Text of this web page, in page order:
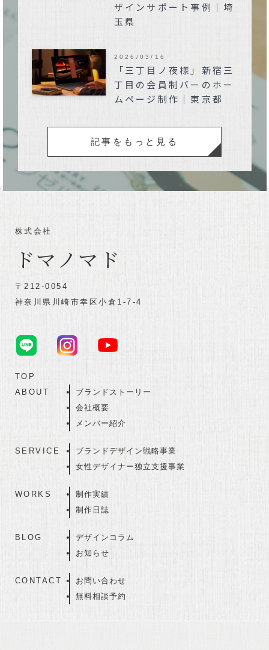
ザインサポート事例｜埼
玉県
「三丁目ノ夜様」新宿三
丁目の会員制バーのホー
ムページ制作｜東京都
2026/03/16
記事をもっと見る
株式会社
ドマノマド
〒212-0054
神奈川県川崎市幸区小倉1-7-4
TOP
ABOUT
ブランドストーリー
会社概要
メンバー紹介
SERVICE
ブランドデザイン戦略事業
女性デザイナー独立支援事業
WORKS
制作実績
制作日誌
BLOG
デザインコラム
お知らせ
CONTACT
お問い合わせ
無料相談予約